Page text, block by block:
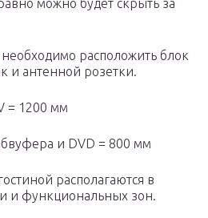
можно будет скрыть за
расположить блок
и антенной розетки.
= 1200 мм
и DVD = 800 мм
располагаются в
и функциональных зон.